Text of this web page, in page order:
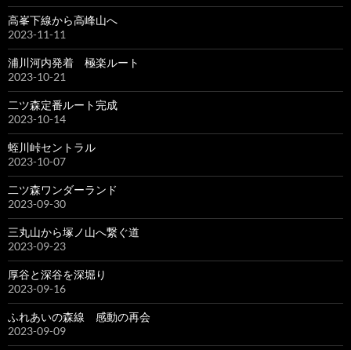
高峯下線から高峰山へ
2023-11-11
浦川河内発着 極楽ルート
2023-10-21
二ツ森定番ルート完成
2023-10-14
蛭川峠セントラル
2023-10-07
二ツ森ワンダーランド
2023-09-30
三丸山から塚ノ山へ繋ぐ道
2023-09-23
厚谷と深谷を深堀り
2023-09-16
ふれあいの森線 感動の再会
2023-09-09